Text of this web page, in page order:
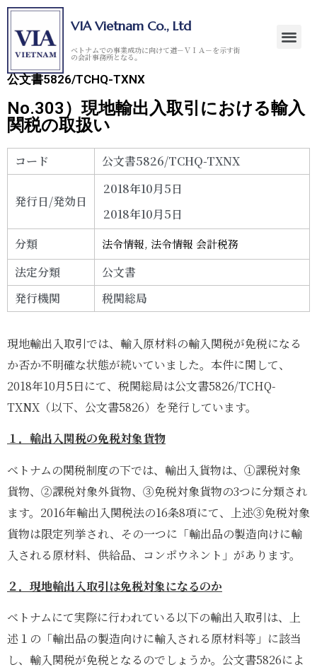
VIA Vietnam Co., Ltd
ベトナムでの事業成功に向けて道－ＶＩＡ－を示す街
の会計事務所となる。
公文書5826/TCHQ-TXNX
No.303）現地輸出入取引における輸入
関税の取扱い
コード 公文書5826/TCHQ-TXNX
発行日/発効日
2018年10月5日
2018年10月5日
分類
法令情報,法令情報 会計税務
法定分類
公文書
発行機関
税関総局
現地輸出入取引では、輸入原材料の輸入関税が免税になる
か否か不明確な状態が続いていました。本件に関して、
2018年10月5日にて、税関総局は公文書5826/TCHQ-
TXNX（以下、公文書5826）を発行しています。
１．輸出入関税の免税対象貨物
ベトナムの関税制度の下では、輸出入貨物は、①課税対象
貨物、②課税対象外貨物、③免税対象貨物の3つに分類され
ます。2016年輸出入関税法の16条8項にて、上述③免税対象
貨物は限定列挙され、その一つに「輸出品の製造向けに輸
入される原材料、供給品、コンポウネント」があります。
２．現地輸出入取引は免税対象になるのか
ベトナムにて実際に行われている以下の輸出入取引は、上
述１の「輸出品の製造向けに輸入される原材料等」に該当
し、輸入関税が免税となるのでしょうか。公文書5826によ